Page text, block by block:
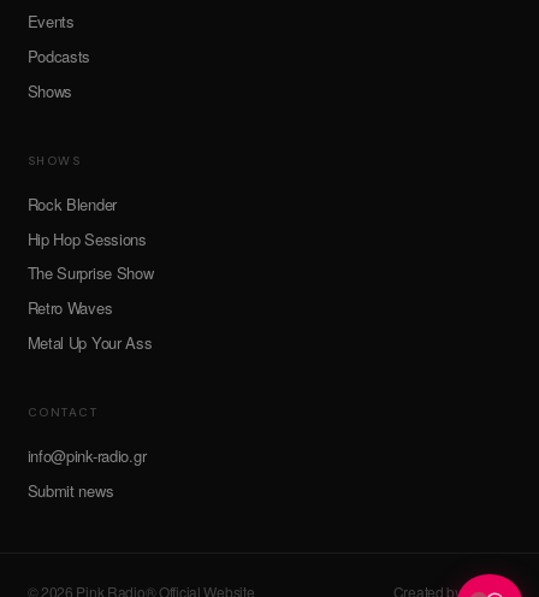
Events
Podcasts
Shows
SHOWS
Rock Blender
Hip Hop Sessions
The Surprise Show
Retro Waves
Metal Up Your Ass
CONTACT
info@pink-radio.gr
Submit news
© 2026 Pink Radio® Official Website Created by devroot